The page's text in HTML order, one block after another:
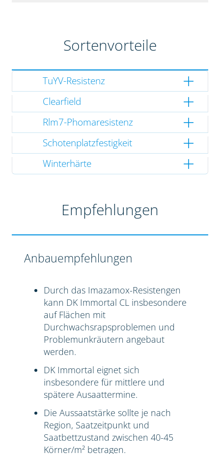
Sortenvorteile
TuYV-Resistenz
Clearfield
Rlm7-Phomaresistenz
Schotenplatzfestigkeit
Winterhärte
Empfehlungen
Anbauempfehlungen
Durch das Imazamox-Resistengen
kann DK Immortal CL insbesondere
auf Flächen mit
Durchwachsrapsproblemen und
Problemunkräutern angebaut
werden.
DK Immortal eignet sich
insbesondere für mittlere und
spätere Ausaattermine.
Die Aussaatstärke sollte je nach
Region, Saatzeitpunkt und
Saatbettzustand zwischen 40-45
Körner/m² betragen.